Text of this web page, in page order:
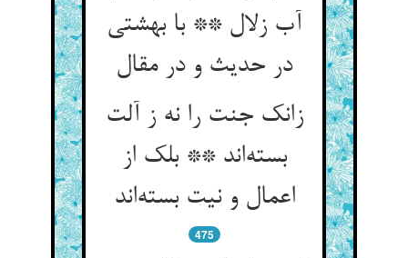
آب زلال ** با بهشتی
در حدیث و در مقال
زانک جنت را نه ز آلت
بسته‌اند ** بلک از
اعمال و نیت بسته‌اند
475